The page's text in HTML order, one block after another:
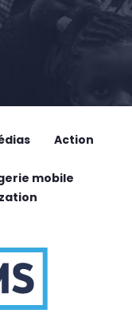
Action
mobile